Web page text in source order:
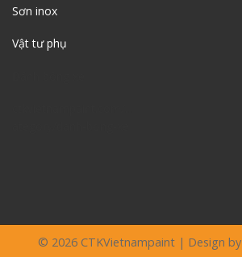
Sơn inox
Vật tư phụ
© 2026 CTKVietnampaint | Design by